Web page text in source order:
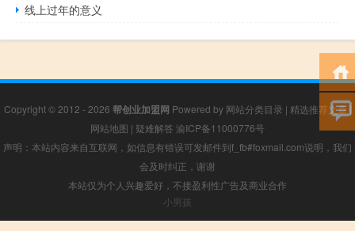
线上过年的意义
Copyright © 2012 - 2026 帮创业加盟网 Powered by 网站分类目录 | 精选推荐文章 |
网站地图 | 疑难解答 渝ICP备11000776号
声明：本站内容来自互联网，如信息有错误可发邮件到f_fb#foxmail.com说明，我们
会及时纠正，谢谢
本站仅为个人兴趣爱好，不接盈利性广告及商业合作
小男孩